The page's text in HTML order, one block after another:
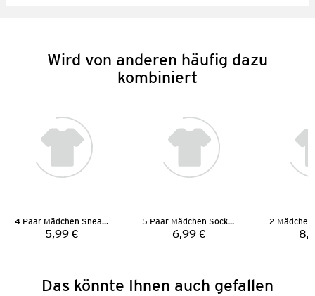
Wird von anderen häufig dazu
kombiniert
4 Paar Mädchen Sneaker-Socken
Preis:
5,99 €
5 Paar Mädchen Socken
Preis:
6,99 €
Das könnte Ihnen auch gefallen